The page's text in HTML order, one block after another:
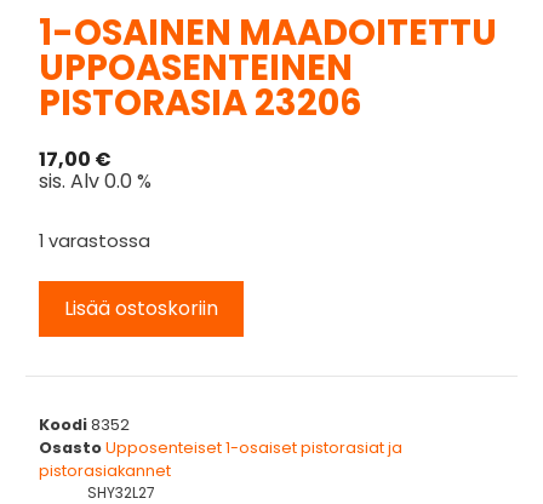
1-OSAINEN MAADOITETTU
UPPOASENTEINEN
PISTORASIA 23206
17,00 €
sis. Alv 0.0 %
1 varastossa
Lisää ostoskoriin
Koodi8352
OsastoUpposenteiset 1-osaiset pistorasiat ja
pistorasiakannet
SHY32L27